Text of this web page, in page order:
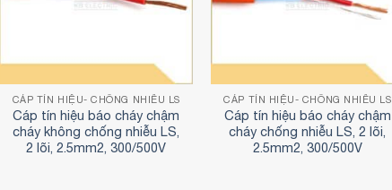
CÁP TÍN HIỆU- CHỐNG NHIỄU LS
Cáp tín hiệu báo cháy chậm
cháy không chống nhiễu LS,
2 lõi, 2.5mm2, 300/500V
CÁP TÍN HIỆU- CHỐNG NHIỄU LS
Cáp tín hiệu báo cháy chậm
cháy chống nhiễu LS, 2 lõi,
2.5mm2, 300/500V